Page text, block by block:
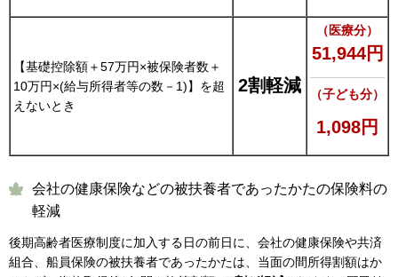
【基礎控除額＋57万円×被保険者数＋
10万円×(給与所得者等の数－1)】を超
えないとき
2割軽減
（医療分）
51,944円
（子ども分）
1,098円
会社の健康保険などの被扶養者であったかたの保険料の
軽減
後期高齢者医療制度に加入する日の前日に、会社の健康保険や共済
組合、船員保険の被扶養者であったかたは、当面の間所得割額はか